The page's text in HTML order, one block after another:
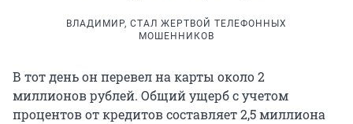
ВЛАДИМИР, СТАЛ ЖЕРТВОЙ ТЕЛЕФОННЫХ
МОШЕННИКОВ
В тот день он перевел на карты около 2
миллионов рублей. Общий ущерб с учетом
процентов от кредитов составляет 2,5 миллиона